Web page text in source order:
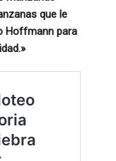
que le
Hoffmann para